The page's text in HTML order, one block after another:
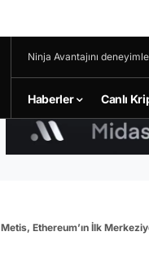
Ninja Avantajını
Haberler Canlı
Metis, Ethereum’ın İlk